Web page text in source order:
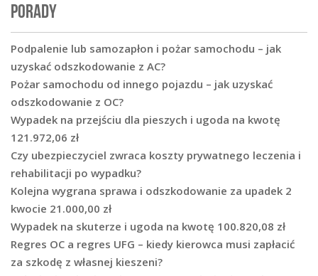
PORADY
Podpalenie lub samozapłon i pożar samochodu – jak
uzyskać odszkodowanie z AC?
Pożar samochodu od innego pojazdu – jak uzyskać
odszkodowanie z OC?
Wypadek na przejściu dla pieszych i ugoda na kwotę
121.972,06 zł
Czy ubezpieczyciel zwraca koszty prywatnego leczenia i
rehabilitacji po wypadku?
Kolejna wygrana sprawa i odszkodowanie za upadek 2
kwocie 21.000,00 zł
Wypadek na skuterze i ugoda na kwotę 100.820,08 zł
Regres OC a regres UFG – kiedy kierowca musi zapłacić
za szkodę z własnej kieszeni?